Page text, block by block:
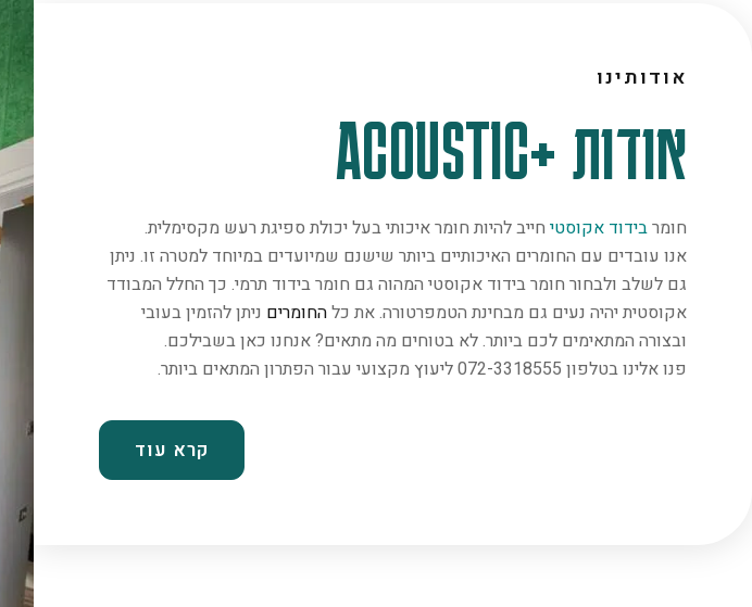
אודותינו
אודות +ACOUSTIC
חומרבידוד אקוסטי חייב להיות חומר איכותי בעל יכולת ספיגת רעש מקסימלית.
אנו עובדים עם החומרים האיכותיים ביותר שישנם שמיועדים במיוחד למטרה זו. ניתן
גם לשלב ולבחור חומר בידוד אקוסטי המהוה גם חומר בידוד תרמי. כך החלל המבודד
אקוסטית יהיה נעים גם מבחינת הטמפרטורה. את כלהחומרים ניתן להזמין בעובי
ובצורה המתאימים לכם ביותר. לא בטוחים מה מתאים? אנחנו כאן בשבילכם.
פנו אלינו בטלפון 072-3318555 ליעוץ מקצועי עבור הפתרון המתאים ביותר.
קרא עוד